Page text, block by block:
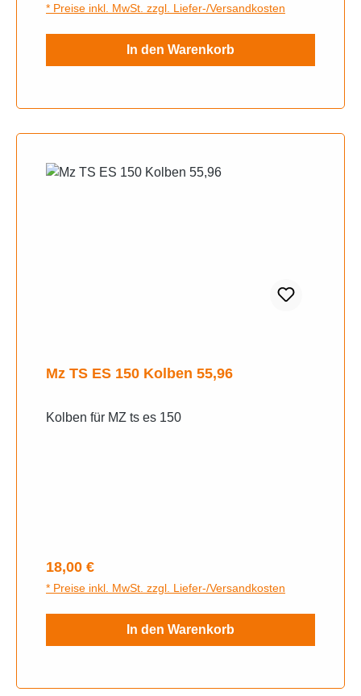
* Preise inkl. MwSt. zzgl. Liefer-/Versandkosten
In den Warenkorb
Mz TS ES 150 Kolben 55,96
Kolben für MZ ts es 150
Regulärer Preis:
18,00 €
* Preise inkl. MwSt. zzgl. Liefer-/Versandkosten
In den Warenkorb